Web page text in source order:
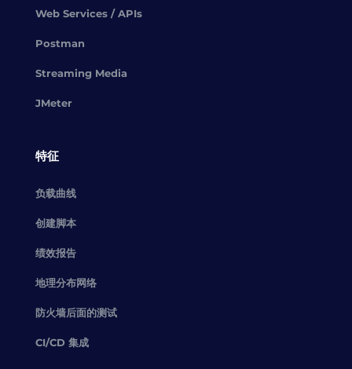
Web Services / APIs
Postman
Streaming Media
JMeter
特征
负载曲线
创建脚本
绩效报告
地理分布网络
防火墙后面的测试
CI/CD 集成